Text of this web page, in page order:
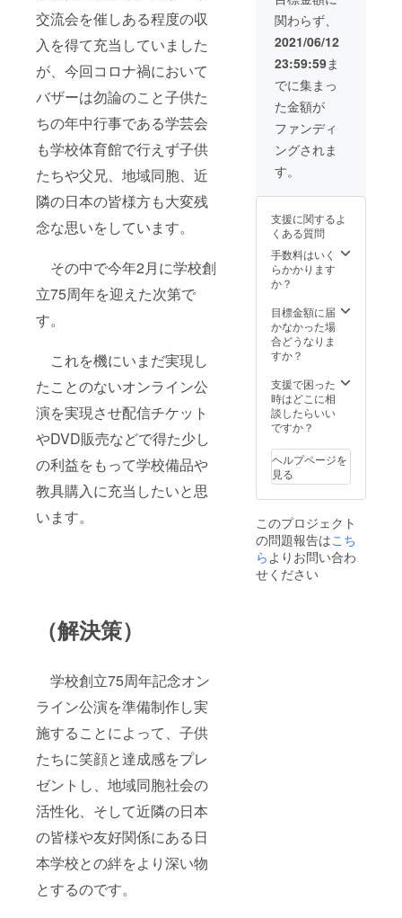
交流会を催しある程度の収
入を得て充当していました
が、今回コロナ禍において
バザーは勿論のこと子供た
ちの年中行事である学芸会
も学校体育館で行えず子供
たちや父兄、地域同胞、近
隣の日本の皆様方も大変残
念な思いをしています。
その中で今年2月に学校創
立75周年を迎えた次第で
す。
これを機にいまだ実現し
たことのないオンライン公
演を実現させ配信チケット
やDVD販売などで得た少し
の利益をもって学校備品や
教具購入に充当したいと思
います。
（解決策）
学校創立75周年記念オン
ライン公演を準備制作し実
施することによって、子供
たちに笑顔と達成感をプレ
ゼントし、地域同胞社会の
活性化、そして近隣の日本
の皆様や友好関係にある日
本学校との絆をより深い物
とするのです。
ハッ
キョ特
製のオ
リジナ
ルポス
トカー
ド3種類
全て、
また75
周年を
記念し
リジナ
ズを1つ
ご提供
いたし
ます。
また、
イン放
映本編
の最後
にエン
グクレ
ジット
として
ご希望
前を掲
載させ
ていた
だきた
いま
す。 ＊
備考欄
に掲載
希望の
関わらず、
2021/06/12
23:59:59ま
でに集まっ
た金額が
ファンディ
ングされま
す。
支援に関するよ
くある質問
手数料はいく
らかかります
か？
目標金額に届
かなかった場
合どうなりま
すか？
支援で困った
時はどこに相
談したらいい
ですか？
ヘルプページを
見る
このプロジェクト
の問題報告はこち
ら よりお問い合わ
せください